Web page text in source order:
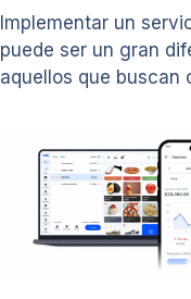
Implementar un
puede ser un gran
aquellos que buscan